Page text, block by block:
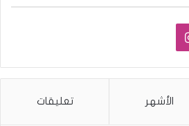
انستقرام
الأشهر تعليقات